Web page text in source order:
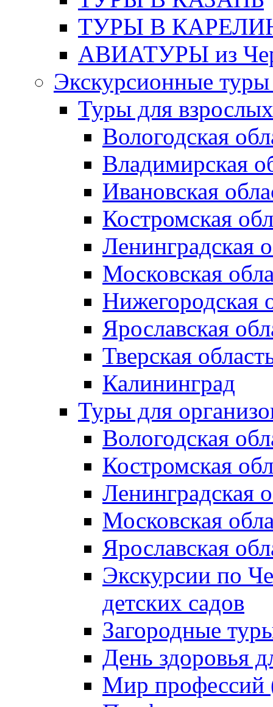
ТУРЫ В
АВИАТУРЫ из
Экскурсионные
Туры для взрослых
Вологодская
Владимирская
Ивановская
Костромская
Ленинградская
Московская
Нижегородская
Ярославская
Тверская
Калининград
Туры для
Вологодская
Костромская
Ленинградская
Московская
Ярославская
Экскурсии по
детских садов
Загородные
День здоровья
Мир профессий